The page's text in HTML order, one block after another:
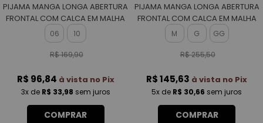
PIJAMA MANGA LONGA ABERTURA
FRONTAL COM CALCA EM MALHA
ROTATIVA UNISSEX
06 10
R$ 169,90
R$ 96,84 à vista no Pix
3xde R$ 33,98 sem juros
COMPRAR
PIJAMA MANGA LONGA ABERTURA
FRONTAL COM CALCA EM MALHA
SOFT TOUCH FEMININO
M G GG
R$ 255,50
R$ 145,63 à vista no Pix
5x de R$ 30,66 sem juros
COMPRAR